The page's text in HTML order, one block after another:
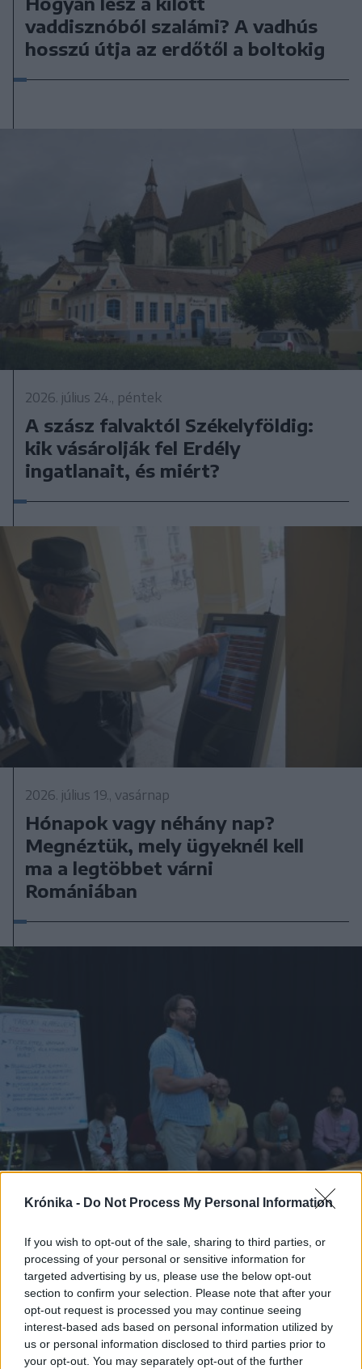
Krónika - Do Not Process My Personal Information
If you wish to opt-out of the sale, sharing to third parties, or
processing of your personal or sensitive information for
targeted advertising by us, please use the below opt-out
section to confirm your selection. Please note that after your
opt-out request is processed you may continue seeing
interest-based ads based on personal information utilized by
us or personal information disclosed to third parties prior to
your opt-out. You may separately opt-out of the further
vaddisznóból szalámi? A vadhús
hosszú útja az erdőtől a boltokig
2026. július 24., péntek
A szász falvaktól Székelyföldig:
kik vásárolják fel Erdély
ingatlanait, és miért?
2026. július 19., vasárnap
Hónapok vagy néhány nap?
Megnéztük, mely ügyeknél kell
ma a legtöbbet várni
Romániában
Elmarad idén az alternatív
Tusványosnak szánt tábor,
amelyen tavaly Magyar Péter is
részt vett